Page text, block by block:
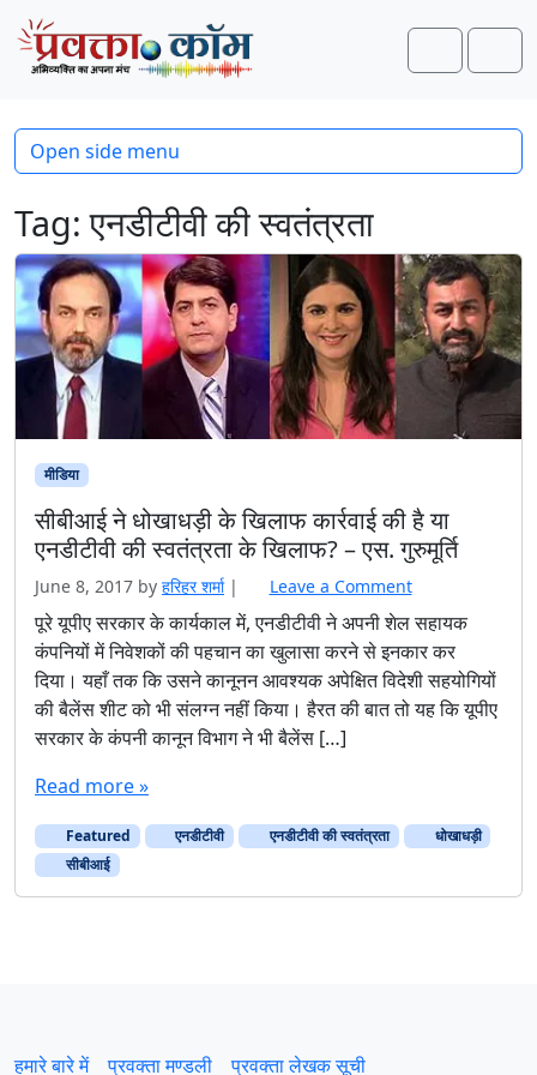
Skip to content
Skip to footer
Search
Tag:एनडीटीवी की स्वतंत्रता
मीडिया
सीबीआई ने धोखाधड़ी के खिलाफ कार्रवाई की है या
एनडीटीवी की स्वतंत्रता के खिलाफ? – एस. गुरुमूर्ति
June 8, 2017 by हरिहर शर्मा | Leave a Comment
पूरे यूपीए सरकार के कार्यकाल में, एनडीटीवी ने अपनी शेल सहायक
कंपनियों में निवेशकों की पहचान का खुलासा करने से इनकार कर
दिया। यहाँ तक कि उसने कानूनन आवश्यक अपेक्षित विदेशी सहयोगियों
की बैलेंस शीट को भी संलग्न नहीं किया। हैरत की बात तो यह कि यूपीए
सरकार के कंपनी कानून विभाग ने भी बैलेंस […]
Read more »
Featured एनडीटीवी एनडीटीवी की स्वतंत्रता
धोखाधड़ी
सीबीआई
Open side menu
हमारे बारे में प्रवक्‍ता मण्डली प्रवक्ता लेखक सूची